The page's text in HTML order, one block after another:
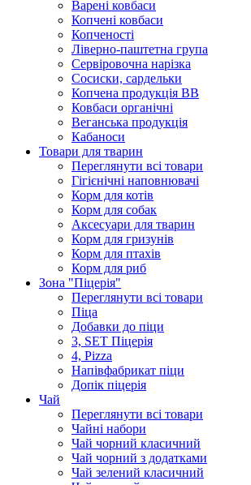
Варені ковбаси
Копчені ковбаси
Копченості
Ліверно-паштетна група
Сервіровочна нарізка
Сосиски, сардельки
Копчена продукція ВВ
Ковбаси органічні
Веганська продукція
Кабаноси
Товари для тварин
Переглянути всі товари
Гігієнічні наповнювачі
Корм для котів
Корм для собак
Аксесуари для тварин
Корм для гризунів
Корм для птахів
Корм для риб
Зона "Піцерія"
Переглянути всі товари
Піца
Добавки до піци
3, SET Піцерія
4, Pizza
Напівфабрикат піци
Допік піцерія
Чай
Переглянути всі товари
Чайні набори
Чай чорний класичний
Чай чорний з додатками
Чай зелений класичний